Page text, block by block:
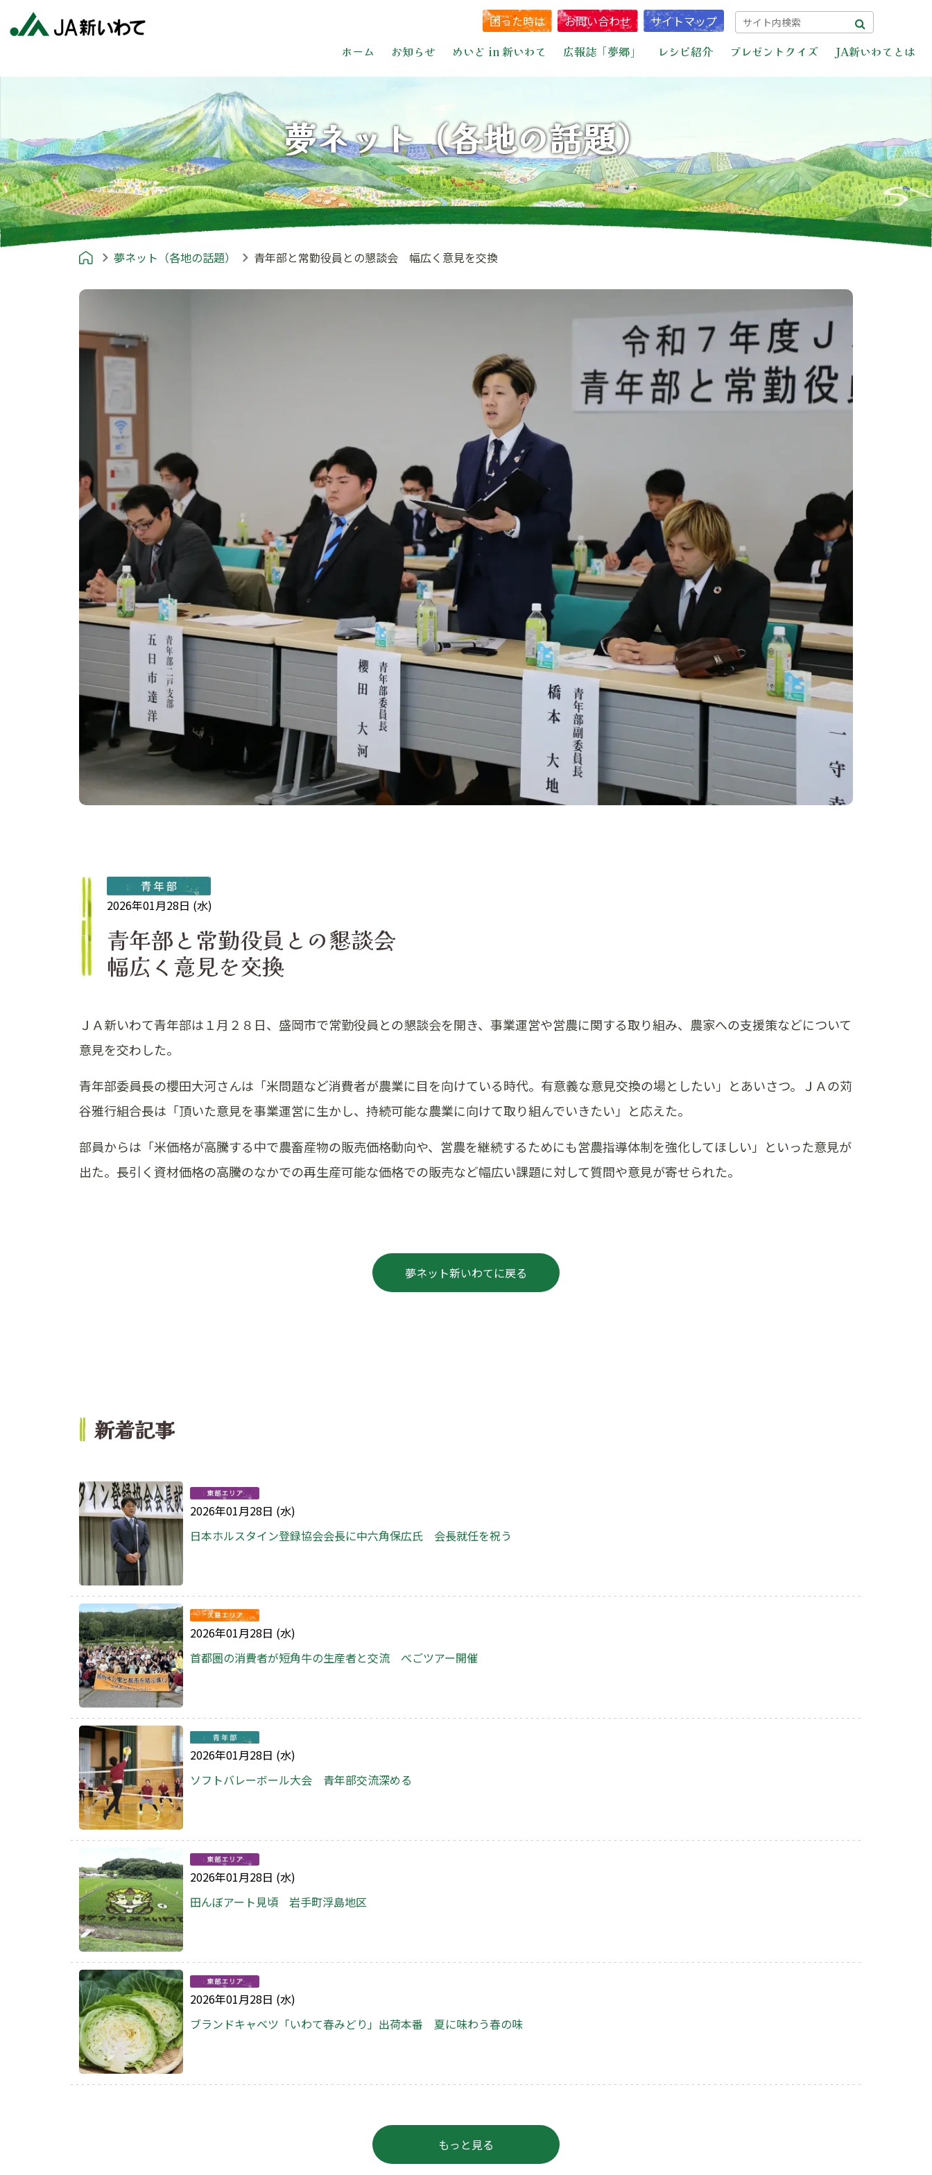
困った時は お問い合わせ
サイトマップ
ホーム
お知らせ めいど in 新いわて 広報誌「夢郷」 レシピ紹介 プレゼントクイズ JA新いわてとは
夢ネット（各地の話題）
夢ネット（各地の話題） 青年部と常勤役員との懇談会 幅広く意見を交換
2026年01月28日 (水)
青年部と常勤役員との懇談会
幅広く意見を交換
ＪＡ新いわて青年部は１月２８日、盛岡市で常勤役員との懇談会を開き、事業運営や営農に関する取り組み、農家への支援策などについて
意見を交わした。
青年部委員長の櫻田大河さんは「米問題など消費者が農業に目を向けている時代。有意義な意見交換の場としたい」とあいさつ。ＪＡの苅
谷雅行組合長は「頂いた意見を事業運営に生かし、持続可能な農業に向けて取り組んでいきたい」と応えた。
部員からは「米価格が高騰する中で農畜産物の販売価格動向や、営農を継続するためにも営農指導体制を強化してほしい」といった意見が
出た。長引く資材価格の高騰のなかでの再生産可能な価格での販売など幅広い課題に対して質問や意見が寄せられた。
夢ネット新いわてに戻る
新着記事
2026年01月28日 (水)
日本ホルスタイン登録協会会長に中六角保広氏 会長就任を祝う
2026年01月28日 (水)
首都圏の消費者が短角牛の生産者と交流 べごツアー開催
2026年01月28日 (水)
ソフトバレーボール大会 青年部交流深める
2026年01月28日 (水)
田んぼアート見頃 岩手町浮島地区
2026年01月28日 (水)
ブランドキャベツ「いわて春みどり」出荷本番 夏に味わう春の味
もっと見る